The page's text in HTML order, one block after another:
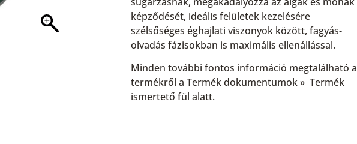
képződését, ideális felületek kezelésére
szélsőséges éghajlati viszonyok között, fagyás-
olvadás fázisokban is maximális ellenállással.
Minden további fontos információ megtalálható a
termékről a Termék dokumentumok » Termék
ismertető fül alatt.